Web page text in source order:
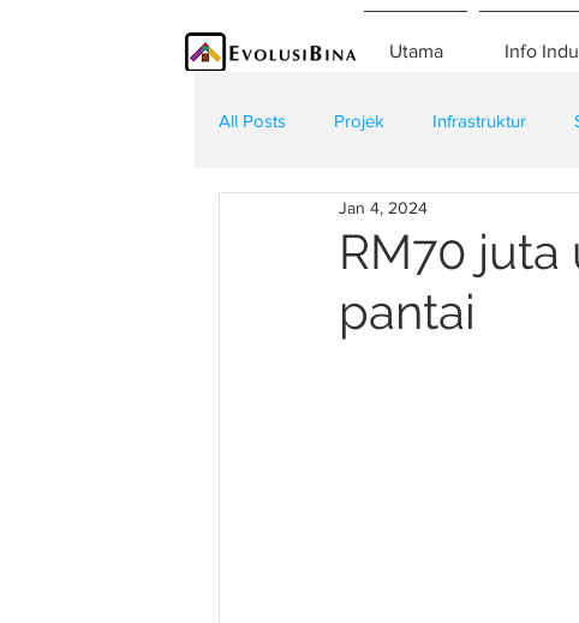
Utama Info
All Posts Projek Infrastruktur
Teknologi Kontraktor
RM70
pantai
Jan 4, 2024